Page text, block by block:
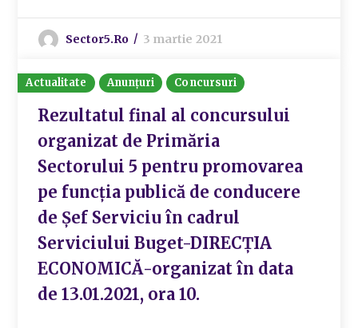
Sector5.ro 3 martie 2021
Actualitate Anunțuri Concursuri
Rezultatul final al concursului
organizat de Primăria
Sectorului 5 pentru promovarea
pe funcția publică de conducere
de Șef Serviciu în cadrul
Serviciului Buget-DIRECȚIA
ECONOMICĂ-organizat în data
de 13.01.2021, ora 10.